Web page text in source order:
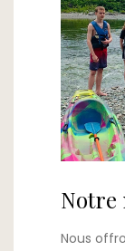
Notre
Nous